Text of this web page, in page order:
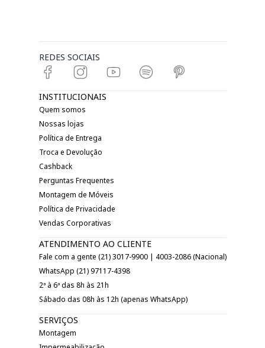
REDES SOCIAIS
INSTITUCIONAIS
Quem somos
Nossas lojas
Política de Entrega
Troca e Devolução
Cashback
Perguntas Frequentes
Montagem de Móveis
Política de Privacidade
Vendas Corporativas
ATENDIMENTO AO CLIENTE
Fale com a gente (21) 3017-9900 | 4003-2086 (Nacional)
WhatsApp (21) 97117-4398
2ª à 6ª das 8h às 21h
Sábado das 08h às 12h (apenas WhatsApp)
SERVIÇOS
Montagem